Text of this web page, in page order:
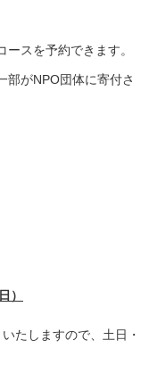
スを予約できます。
部がNPO団体に寄付さ
）
たしますので、土日・